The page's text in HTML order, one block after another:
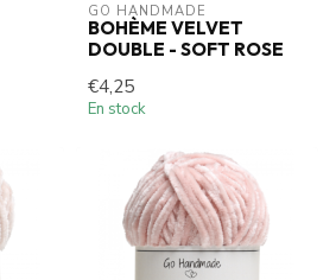
GO HANDMADE
BOHÈME VELVET
DOUBLE - SOFT ROSE
€4,25
En stock